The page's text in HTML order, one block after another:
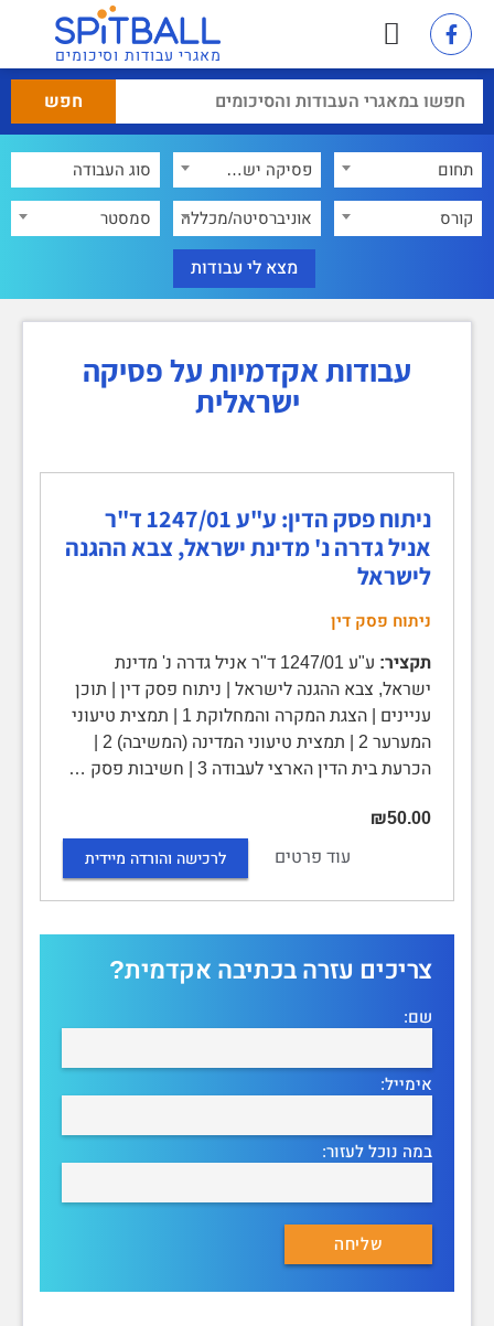
מאגרי עבודות וסיכומים
תחום פסיקה ישראלית
קורס אוניברסיטה/מכללה סמסטר
עבודות אקדמיות על פסיקה
ישראלית
ניתוח פסק הדין: ע"ע 1247/01 ד"ר
אניל גדרה נ' מדינת ישראל, צבא ההגנה
לישראל
ניתוח פסק דין
תקציר:
ע"ע 1247/01 ד"ר אניל גדרה נ' מדינת
ישראל, צבא ההגנה לישראל | ניתוח פסק דין | תוכן
עניינים | הצגת המקרה והמחלוקת 1 | תמצית טיעוני
הכרעת בית הדין הארצי לעבודה 3 | חשיבות פסק …
₪50.00
עוד פרטים לרכישה והורדה מיידית
צריכים עזרה בכתיבה אקדמית?
שם:
אימייל:
במה נוכל לעזור: